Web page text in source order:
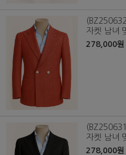
자켓 남녀
278,000원
자켓 남녀
278,000원